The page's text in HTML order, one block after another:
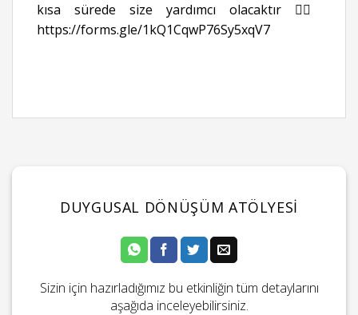
kısa sürede size yardımcı olacaktır 👉🏻
https://forms.gle/1kQ1CqwP76Sy5xqV7
DUYGUSAL DÖNÜŞÜM ATÖLYESI
Sizin için hazırladığımız bu etkinliğin tüm detaylarını
aşağıda inceleyebilirsiniz.